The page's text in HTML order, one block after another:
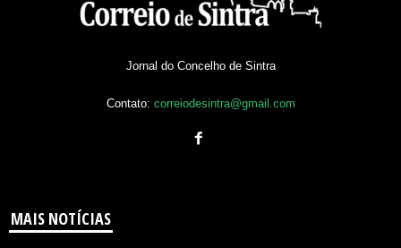
Jornal do Concelho de Sintra
Contato: correiodesintra@gmail.com
MAIS NOTÍCIAS